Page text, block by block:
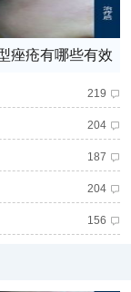
痤疮有哪些有效
219
204
187
204
156